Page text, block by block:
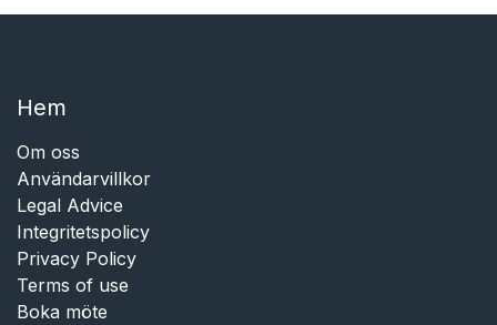
Hem​​
Om oss
Användarvillkor
Legal Advice
Integritetspolicy
Privacy Policy
Terms of use
Boka möte